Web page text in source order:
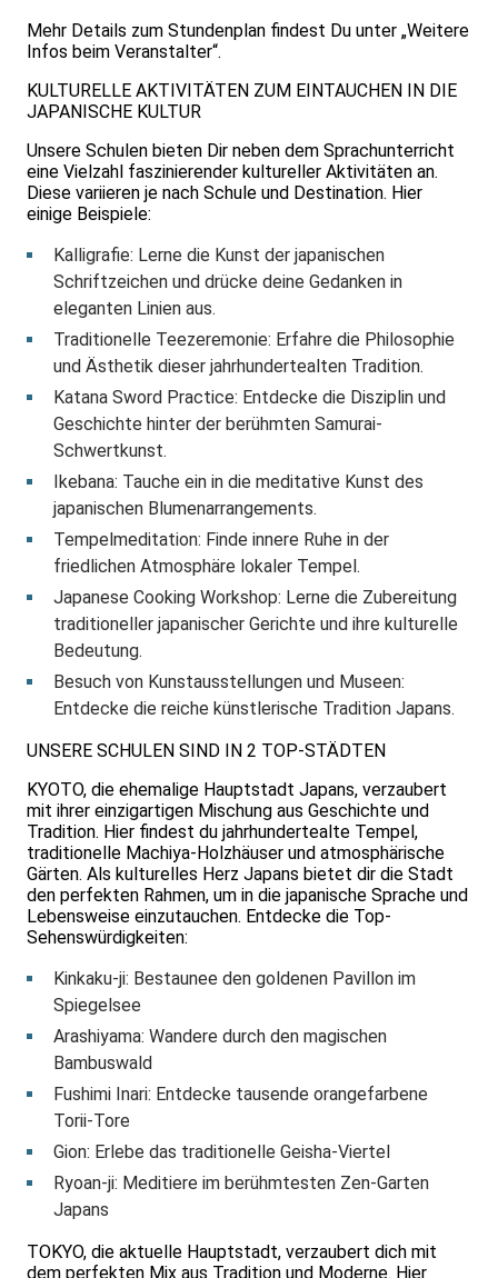
Mehr Details zum Stundenplan findest Du unter „Weitere
Infos beim Veranstalter“.
KULTURELLE AKTIVITÄTEN ZUM EINTAUCHEN IN DIE
JAPANISCHE KULTUR
Unsere Schulen bieten Dir neben dem Sprachunterricht
eine Vielzahl faszinierender kultureller Aktivitäten an.
Diese variieren je nach Schule und Destination. Hier
einige Beispiele:
Kalligrafie: Lerne die Kunst der japanischen
Schriftzeichen und drücke deine Gedanken in
eleganten Linien aus.
Traditionelle Teezeremonie: Erfahre die Philosophie
und Ästhetik dieser jahrhundertealten Tradition.
Katana Sword Practice: Entdecke die Disziplin und
Geschichte hinter der berühmten Samurai-
Schwertkunst.
Ikebana: Tauche ein in die meditative Kunst des
japanischen Blumenarrangements.
Tempelmeditation: Finde innere Ruhe in der
friedlichen Atmosphäre lokaler Tempel.
Japanese Cooking Workshop: Lerne die Zubereitung
traditioneller japanischer Gerichte und ihre kulturelle
Bedeutung.
Besuch von Kunstausstellungen und Museen:
Entdecke die reiche künstlerische Tradition Japans.
UNSERE SCHULEN SIND IN 2 TOP-STÄDTEN
KYOTO, die ehemalige Hauptstadt Japans, verzaubert
mit ihrer einzigartigen Mischung aus Geschichte und
Tradition. Hier findest du jahrhundertealte Tempel,
traditionelle Machiya-Holzhäuser und atmosphärische
Gärten. Als kulturelles Herz Japans bietet dir die Stadt
den perfekten Rahmen, um in die japanische Sprache und
Lebensweise einzutauchen. Entdecke die Top-
Sehenswürdigkeiten:
Kinkaku-ji: Bestaunee den goldenen Pavillon im
Spiegelsee
Arashiyama: Wandere durch den magischen
Bambuswald
Fushimi Inari: Entdecke tausende orangefarbene
Torii-Tore
Gion: Erlebe das traditionelle Geisha-Viertel
Ryoan-ji: Meditiere im berühmtesten Zen-Garten
Japans
TOKYO, die aktuelle Hauptstadt, verzaubert dich mit
dem perfekten Mix aus Tradition und Moderne. Hier